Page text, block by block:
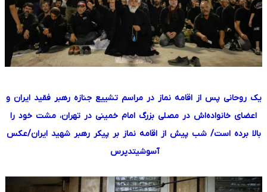
یک روحانی پس از اقامه نماز در مراسم تشییع جنازه رهبر فقید ایران و
اعضای خانواده‌اش در مصلی بزرگ امام خمینی در تهران، مشت خود را
بالا برده است/ شب پیش از اقامه نماز بر پیکر رهبر شهید ایران/عکس
آسوشیتدپرس